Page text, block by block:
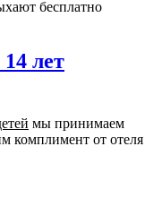
лет
мы принимаем
комплимент от отеля